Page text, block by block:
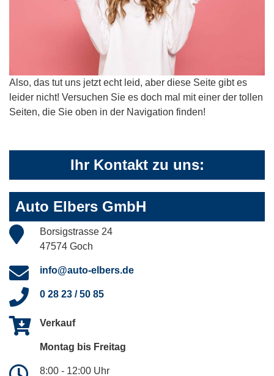
Also, das tut uns jetzt echt leid, aber diese Seite gibt es
leider nicht! Versuchen Sie es doch mal mit einer der tollen
Seiten, die Sie oben in der Navigation finden!
Ihr Kontakt zu uns:
Auto Elbers GmbH
Borsigstrasse 24
47574 Goch
info@auto-elbers.de
0 28 23 / 50 85
Verkauf
Montag bis Freitag
8:00 - 12:00 Uhr